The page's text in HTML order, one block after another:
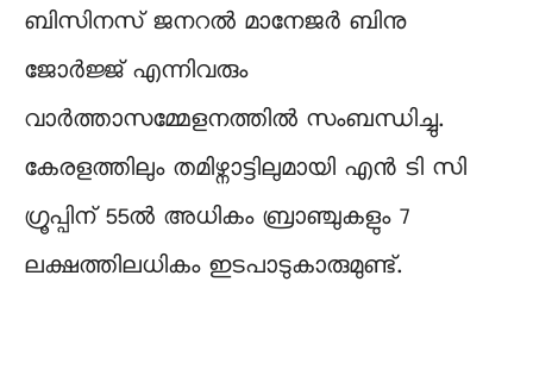
ബിസിനസ് ജനറല്‍ മാനേജർ ബിനു
ജോർജ്ജ് എന്നിവരും
വാർത്താസമ്മേളനത്തില്‍ സംബന്ധിച്ചു.
കേരളത്തിലും തമിഴ്നാട്ടിലുമായി എൻ ടി സി
ഗ്രൂപ്പിന് 55ൽ അധികം ബ്രാഞ്ചുകളും 7
ലക്ഷത്തിലധികം ഇടപാടുകാരുമുണ്ട്.